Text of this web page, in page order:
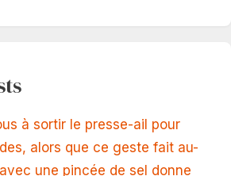
à sortir le presse-ail pour
alors que ce geste fait au-
une pincée de sel donne